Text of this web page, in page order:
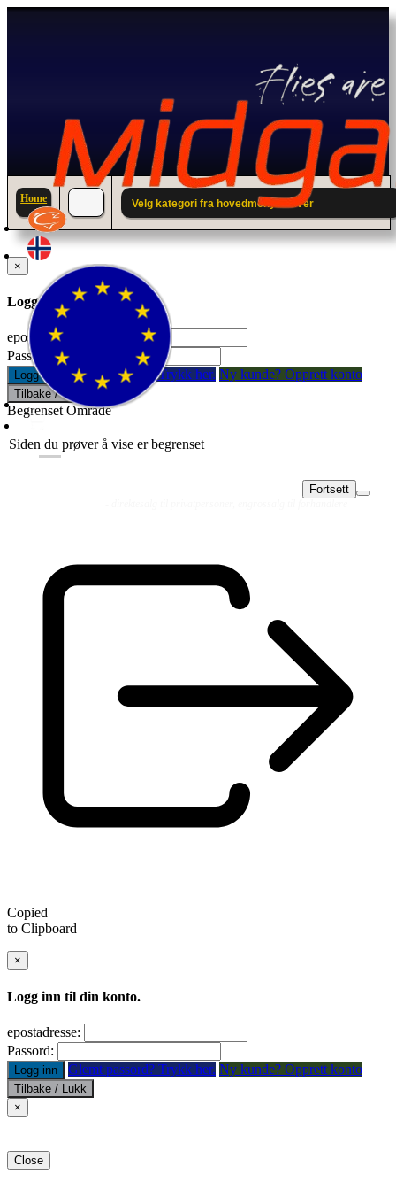
Kurs & Guiding
Home Velg kategori fra hovedmenyen over
×
Logg inn til din konto.
epostadresse:
Passord:
Logg inn Glemt passord? Trykk her. Ny kunde? Opprett konto
Tilbake / Lukk
Begrenset Område
Siden du prøver å vise er begrenset
Fortsett
Copied
to Clipboard
×
Logg inn til din konto.
epostadresse:
Passord:
Logg inn Glemt passord? Trykk her. Ny kunde? Opprett konto
Tilbake / Lukk
×
Close